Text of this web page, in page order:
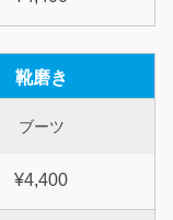
靴磨き
ブーツ
¥4,400